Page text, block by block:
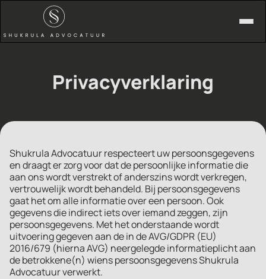
Privacyverklaring
Shukrula Advocatuur respecteert uw persoonsgegevens
en draagt er zorg voor dat de persoonlijke informatie die
aan ons wordt verstrekt of anderszins wordt verkregen,
vertrouwelijk wordt behandeld. Bij persoonsgegevens
gaat het om alle informatie over een persoon. Ook
gegevens die indirect iets over iemand zeggen, zijn
persoonsgegevens. Met het onderstaande wordt
uitvoering gegeven aan de in de AVG/GDPR (EU)
2016/679 (hierna AVG) neergelegde informatieplicht aan
de betrokkene(n) wiens persoonsgegevens Shukrula
Advocatuur verwerkt.